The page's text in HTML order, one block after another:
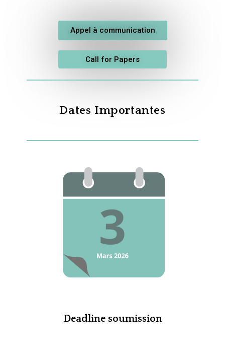
Appel à communication
Call for Papers
Dates Importantes​
Deadline soumission